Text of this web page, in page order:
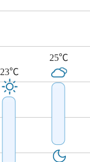
23℃
25℃